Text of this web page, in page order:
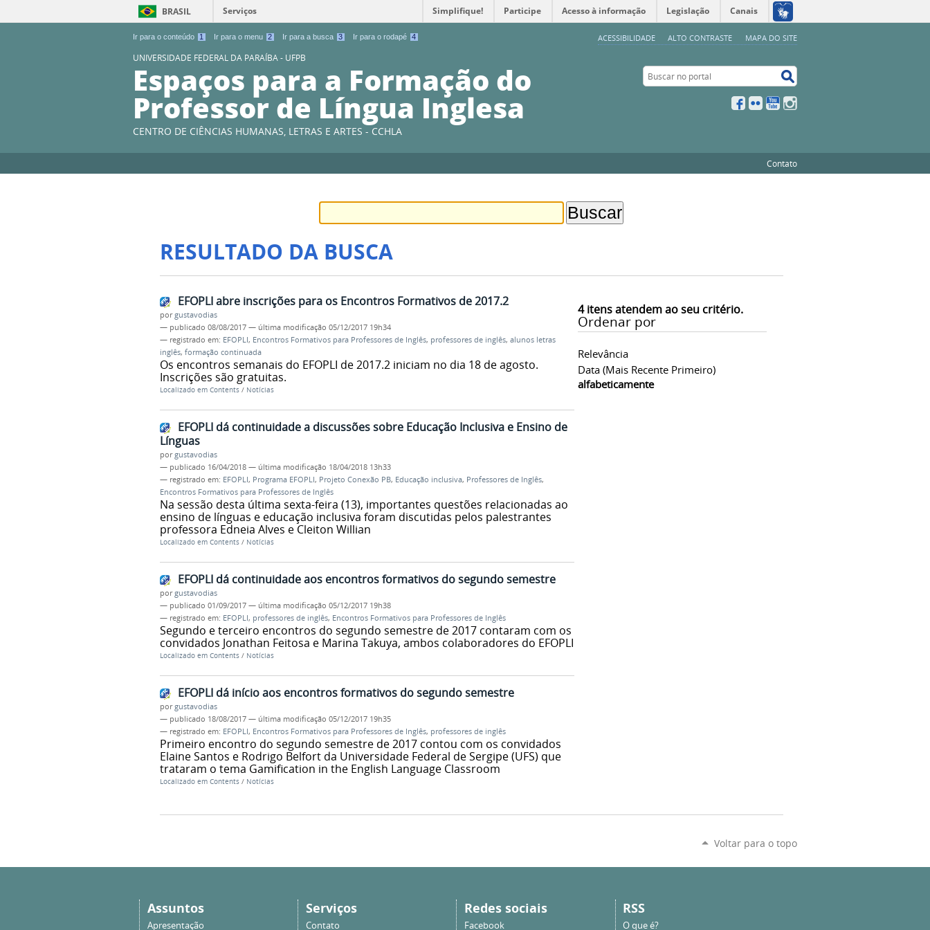
Ir para o conteúdo 1 Ir para o menu 2 Ir para a busca 3 Ir para o rodapé 4 ACESSIBILIDADE ALTO CONTRASTE MAPA DO SITE
BRASIL Serviços Simplifique! Participe Acesso à informação Legislação Canais
UNIVERSIDADE FEDERAL DA PARAÍBA - UFPB
Espaços para a Formação do
Professor de Língua Inglesa
CENTRO DE CIÊNCIAS HUMANAS, LETRAS E ARTES - CCHLA
Buscar no portal
Facebook
Flickr YouTube
Contato
RESULTADO DA BUSCA
4itens atendem ao seu critério.
Ordenar por
Relevância
Data (mais Recente Primeiro)
alfabeticamente
EFOPLI abre inscrições para os Encontros Formativos de 2017.2
porgustavodias
— publicado 08/08/2017 — última modificação 05/12/2017 19h34
— registrado em: EFOPLI, Encontros Formativos para Professores de Inglês, professores de inglês, alunos letras
inglês, formação continuada
Os encontros semanais do EFOPLI de 2017.2 iniciam no dia 18 de agosto.
Inscrições são gratuitas.
Localizado em Contents / Notícias
EFOPLI dá continuidade a discussões sobre Educação Inclusiva e Ensino de
Línguas
porgustavodias
— publicado 16/04/2018 — última modificação 18/04/2018 13h33
— registrado em: EFOPLI, Programa EFOPLI, Projeto Conexão PB, Educação inclusiva, Professores de Inglês,
Encontros Formativos para Professores de Inglês
Na sessão desta última sexta-feira (13), importantes questões relacionadas ao
ensino de línguas e educação inclusiva foram discutidas pelos palestrantes
professora Edneia Alves e Cleiton Willian
Localizado em Contents / Notícias
EFOPLI dá continuidade aos encontros formativos do segundo semestre
porgustavodias
— publicado 01/09/2017 — última modificação 05/12/2017 19h38
— registrado em: EFOPLI, professores de inglês, Encontros Formativos para Professores de Inglês
Segundo e terceiro encontros do segundo semestre de 2017 contaram com os
convidados Jonathan Feitosa e Marina Takuya, ambos colaboradores do EFOPLI
Localizado em Contents / Notícias
EFOPLI dá início aos encontros formativos do segundo semestre
porgustavodias
— publicado 18/08/2017 — última modificação 05/12/2017 19h35
— registrado em: EFOPLI, Encontros Formativos para Professores de Inglês, professores de inglês
Primeiro encontro do segundo semestre de 2017 contou com os convidados
Elaine Santos e Rodrigo Belfort da Universidade Federal de Sergipe (UFS) que
trataram o tema Gamification in the English Language Classroom
Localizado em Contents / Notícias
Voltar para o topo
Assuntos
Apresentação
Serviços
Contato
Redes sociais
Facebook
RSS
O que é?